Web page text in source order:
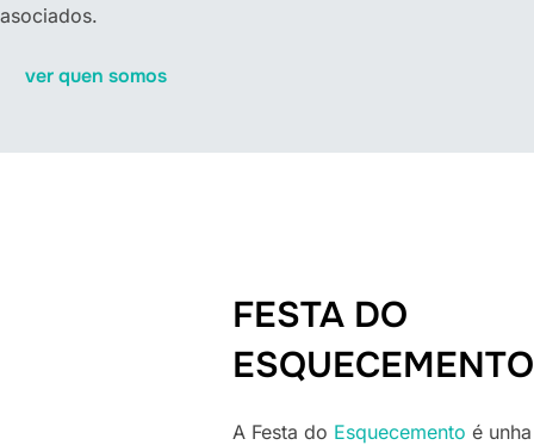
asociados.
ver quen somos
FESTA DO
ESQUECEMENTO
A Festa do Esquecemento é unha